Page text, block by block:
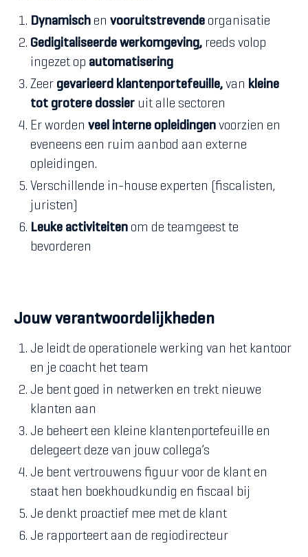
Dynamisch en vooruitstrevende organisatie
Gedigitaliseerde werkomgeving, reeds volop
ingezet op automatisering
Zeer gevarieerd klantenportefeuille, van kleine
tot grotere dossier uit alle sectoren
Er worden veel interne opleidingen voorzien en
eveneens een ruim aanbod aan externe
opleidingen.
Verschillende in-house experten (fiscalisten,
juristen)
Leuke activiteiten om de teamgeest te
bevorderen
Jouw verantwoordelijkheden
Je leidt de operationele werking van het kantoor
en je coacht het team
Je bent goed in netwerken en trekt nieuwe
klanten aan
Je beheert een kleine klantenportefeuille en
delegeert deze van jouw collega’s
Je bent vertrouwens figuur voor de klant en
staat hen boekhoudkundig en fiscaal bij
Je denkt proactief mee met de klant
Je rapporteert aan de regiodirecteur